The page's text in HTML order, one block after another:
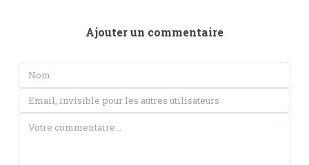
Ajouter un commentaire